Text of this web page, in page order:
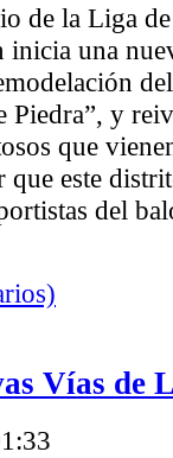
de la Liga
una
Piedra”, y
que
este
del
Vías de